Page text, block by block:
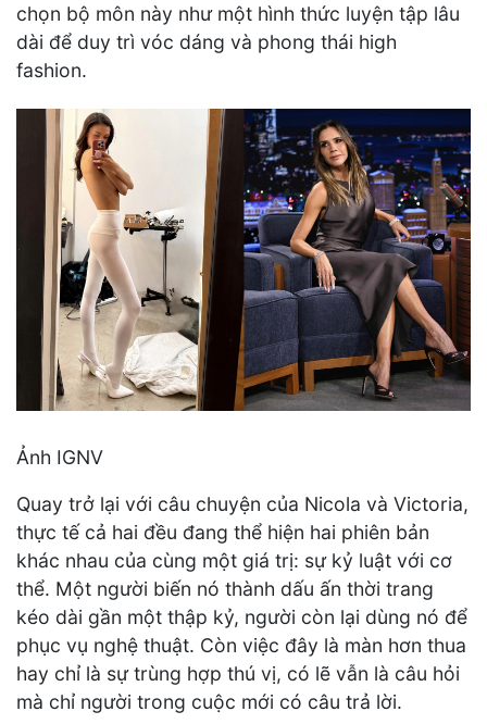
chọn bộ môn này như một hình thức luyện tập lâu
dài để duy trì vóc dáng và phong thái high
fashion.
Ảnh IGNV
Quay trở lại với câu chuyện của Nicola và Victoria,
thực tế cả hai đều đang thể hiện hai phiên bản
khác nhau của cùng một giá trị: sự kỷ luật với cơ
thể. Một người biến nó thành dấu ấn thời trang
kéo dài gần một thập kỷ, người còn lại dùng nó để
phục vụ nghệ thuật. Còn việc đây là màn hơn thua
hay chỉ là sự trùng hợp thú vị, có lẽ vẫn là câu hỏi
mà chỉ người trong cuộc mới có câu trả lời.